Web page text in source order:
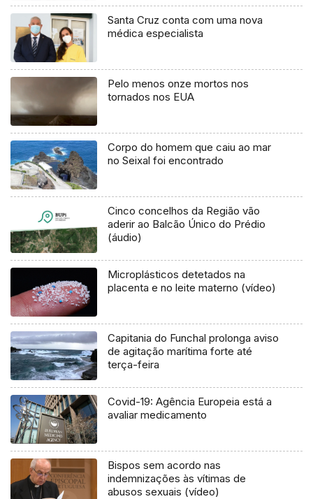
Santa Cruz conta com uma nova
médica especialista
Pelo menos onze mortos nos
tornados nos EUA
Corpo do homem que caiu ao mar
no Seixal foi encontrado
Cinco concelhos da Região vão
aderir ao Balcão Único do Prédio
(áudio)
Microplásticos detetados na
placenta e no leite materno (vídeo)
Capitania do Funchal prolonga aviso
de agitação marítima forte até
terça-feira
Covid-19: Agência Europeia está a
avaliar medicamento
Bispos sem acordo nas
indemnizações às vítimas de
abusos sexuais (vídeo)